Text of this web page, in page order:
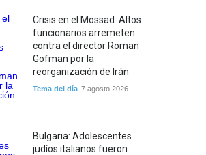
Crisis en el Mossad: Altos
funcionarios arremeten
contra el director Roman
Gofman por la
reorganización de Irán
Tema del día 7 agosto 2026
Bulgaria: Adolescentes
judíos italianos fueron